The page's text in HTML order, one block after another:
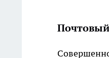
Почтовый